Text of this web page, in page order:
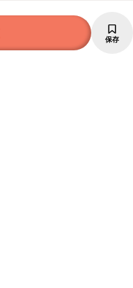
保存